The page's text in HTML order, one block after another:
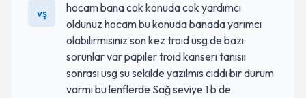
vş
hocam bana cok konuda cok yardımcı
oldunuz hocam bu konuda banada yarımcı
olabılırmısınız son kez troıd usg de bazı
sorunlar var papıler troıd kanserı tanısıı
sonrası usg su sekılde yazılmıs cıddı bır durum
varmı bu lenflerde Sağ seviye 1 b de